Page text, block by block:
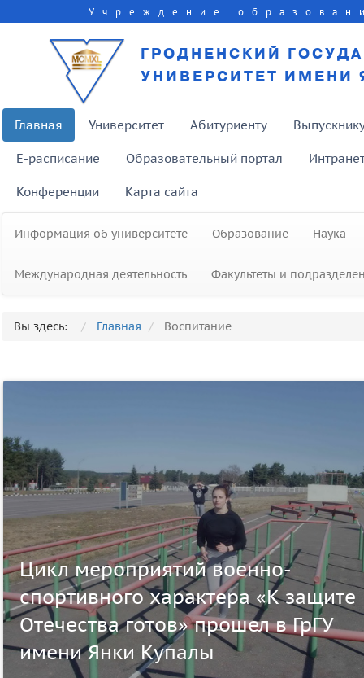
Учреждение
ГРОДНЕНСКИЙ
УНИВЕРСИТЕТ ИМЕНИ
Главная Университет Абитуриенту
E-расписание Образовательный портал
Конференции Карта сайта
Информация об университете Образование Наука
Международная деятельность Факультеты и
Вы здесь: Главная Воспитание
Цикл мероприятий военно-
спортивного характера «К защите
Отечества готов» прошел в ГрГУ
имени Янки Купалы